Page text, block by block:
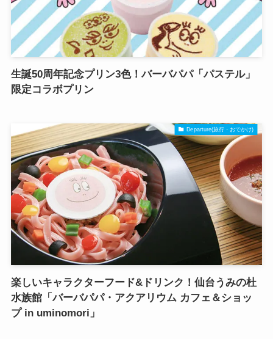
生誕50周年記念プリン3色！バーバパパ「パステル」
限定コラボプリン
Departure(旅行・おでかけ)
楽しいキャラクターフード&ドリンク！仙台うみの杜
水族館「バーバパパ・アクアリウム カフェ＆ショッ
プ in uminomori」